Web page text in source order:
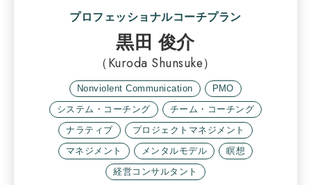
プロフェッショナルコーチプラン
黒田 俊介
（Kuroda Shunsuke）
Nonviolent Communication
PMO
システム・コーチング
チーム・コーチング
ナラティブ
プロジェクトマネジメント
マネジメント
メンタルモデル
瞑想
経営コンサルタント